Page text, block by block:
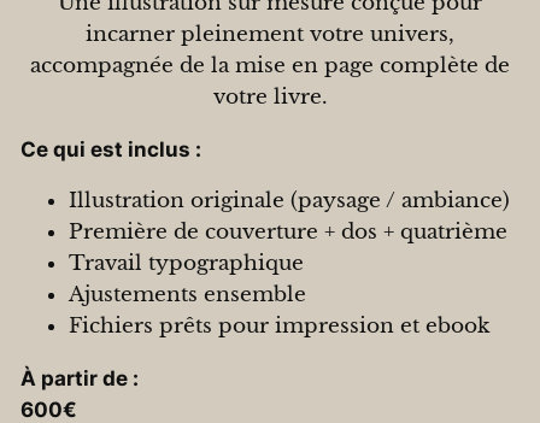
incarner pleinement votre univers,
accompagnée de la mise en page complète de
votre livre.
Ce qui est inclus :
Illustration originale (paysage / ambiance)
Première de couverture + dos + quatrième
Travail typographique
Ajustements ensemble
Fichiers prêts pour impression et ebook
À partir de :
600€